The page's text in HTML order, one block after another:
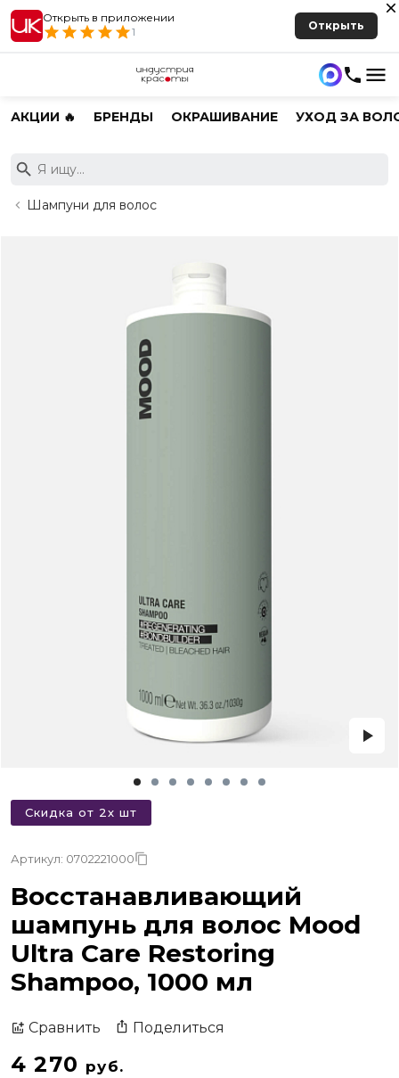
Открыть в приложении
1
Открыть
АКЦИИ 🔥 БРЕНДЫ ОКРАШИВАНИЕ УХОД ЗА
Шампуни для волос
Скидка от 2х шт
Артикул: 0702221000
Восстанавливающий
шампунь для волос Mood
Ultra Care Restoring
Shampoo, 1000 мл
Сравнить Поделиться
4 270 руб.